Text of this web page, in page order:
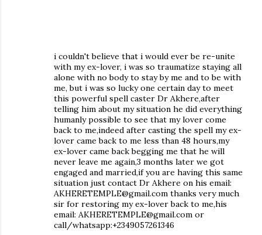
i couldn't believe that i would ever be re-unite
with my ex-lover, i was so traumatize staying all
alone with no body to stay by me and to be with
me, but i was so lucky one certain day to meet
this powerful spell caster Dr Akhere,after
telling him about my situation he did everything
humanly possible to see that my lover come
back to me,indeed after casting the spell my ex-
lover came back to me less than 48 hours,my
ex-lover came back begging me that he will
never leave me again,3 months later we got
engaged and married,if you are having this same
situation just contact Dr Akhere on his email:
AKHERETEMPLE@gmail.com thanks very much
sir for restoring my ex-lover back to me,his
email: AKHERETEMPLE@gmail.com or
call/whatsapp:+2349057261346